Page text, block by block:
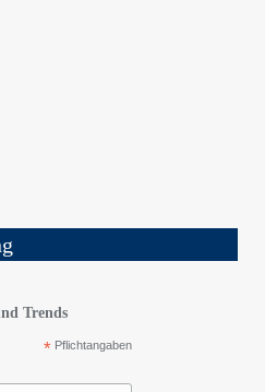
Trends
* Pflichtangaben